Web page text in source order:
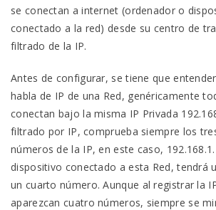
se conectan a internet (ordenador o
conectado a la red) desde su centro de
filtrado de la IP.
Antes de configurar, se tiene que
habla de IP de una Red, genéricamente
conectan bajo la misma IP Privada
filtrado por IP, comprueba siempre los
números de la IP, en este caso,
dispositivo conectado a esta Red, tendrá
un cuarto número. Aunque al registrar la
aparezcan cuatro números, siempre se